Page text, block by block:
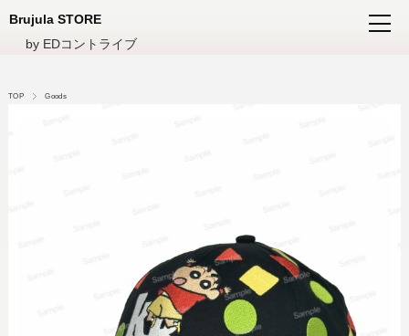
Brujula STORE
by EDコントライブ
TOP Goods